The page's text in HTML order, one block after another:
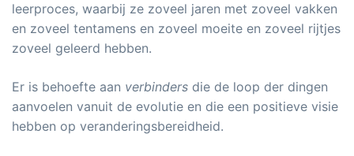
leerproces, waarbij ze zoveel jaren met zoveel vakken
en zoveel tentamens en zoveel moeite en zoveel rijtjes
zoveel geleerd hebben.
Er is behoefte aan verbinders die de loop der dingen
aanvoelen vanuit de evolutie en die een positieve visie
hebben op veranderingsbereidheid.